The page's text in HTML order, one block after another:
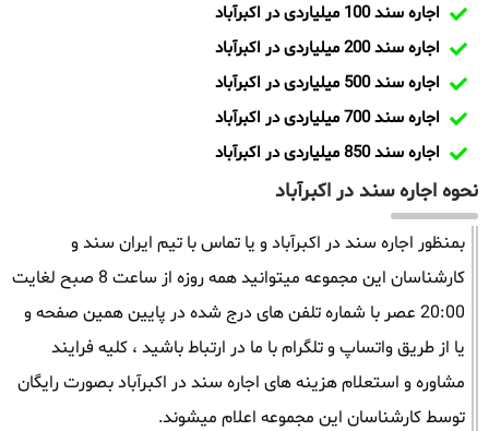
اجاره سند 100 میلیاردی در اکبرآباد
اجاره سند 200 میلیاردی در اکبرآباد
اجاره سند 500 میلیاردی در اکبرآباد
اجاره سند 700 میلیاردی در اکبرآباد
اجاره سند 850 میلیاردی در اکبرآباد
نحوه اجاره سند در اکبرآباد
بمنظور اجاره سند در اکبرآباد و یا تماس با تیم ایران سند و
کارشناسان این مجموعه میتوانید همه روزه از ساعت 8 صبح لغایت
20:00 عصر با شماره تلفن های درج شده در پایین همین صفحه و
یا از طریق واتساپ و تلگرام با ما در ارتباط باشید ، کلیه فرایند
مشاوره و استعلام هزینه های اجاره سند در اکبرآباد بصورت رایگان
توسط کارشناسان این مجموعه اعلام میشوند.